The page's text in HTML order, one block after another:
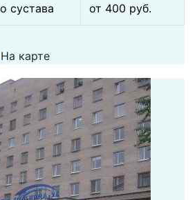
сустава от 400 pуб.
На карте